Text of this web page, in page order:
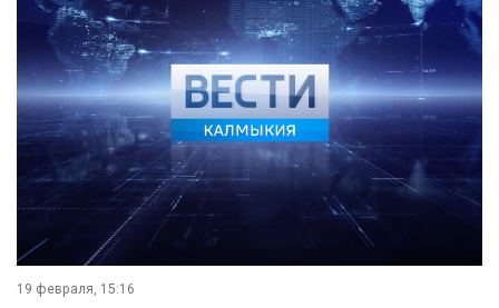
19 февраля, 15:16